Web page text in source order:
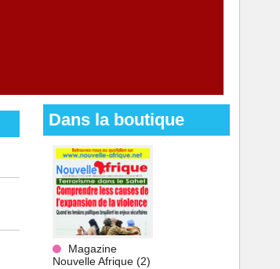
Dans la boutique
Magazine
Nouvelle Afrique (2)